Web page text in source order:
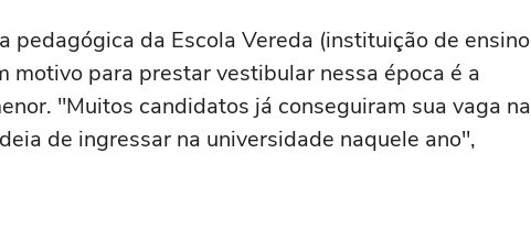
pedagógica da Escola Vereda (instituição de ensino
motivo para prestar vestibular nessa época é a
"Muitos candidatos já conseguiram sua vaga na
de ingressar na universidade naquele ano",